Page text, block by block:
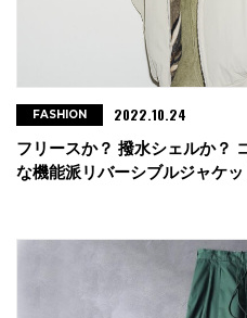
フリースか？ 撥水シェルか？
な機能派リバーシブルジャケッ
FASHION 2022.10.24